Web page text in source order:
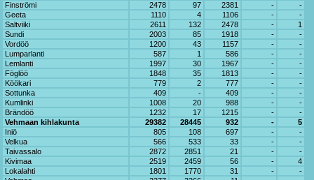
Finströmi
2478 97 2381 -
-
Geeta
1110 4 1106 -
-
Saltviiki
2611 132 2478 -
1
Sundi
2003 85 1918 -
-
Vordöö
1200 43 1157 -
-
Lumparlanti
587 1 586 -
-
Lemlanti
1997 30 1967 -
-
Föglöö
1848 35 1813 -
-
Köökari
779 2 777 -
-
Sottunka
409 - 409 -
-
Kumlinki
1008 20 988 -
-
Brändöö
1232 17 1215 -
-
Vehmaan kihlakunta
29382 28445 932 -
5
Iniö
805 108 697 -
-
Velkua
566 533 33 -
-
Taivassalo
2872 2851 21 -
-
Kivimaa
2519 2459 56 -
4
Lokalahti
1801 1770 31 -
-